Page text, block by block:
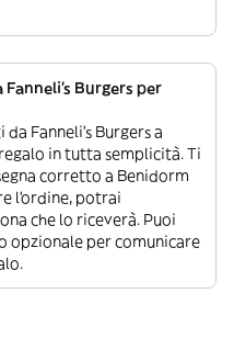
Burgers per
Fanneli's Burgers a
in tutta semplicità. Ti
corretto a Benidorm
l’ordine, potrai
che lo riceverà. Puoi
opzionale per comunicare